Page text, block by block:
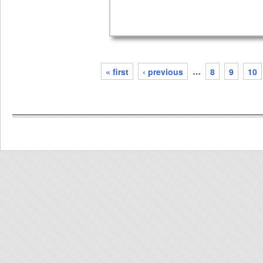
« first ‹ previous … 8 9 10